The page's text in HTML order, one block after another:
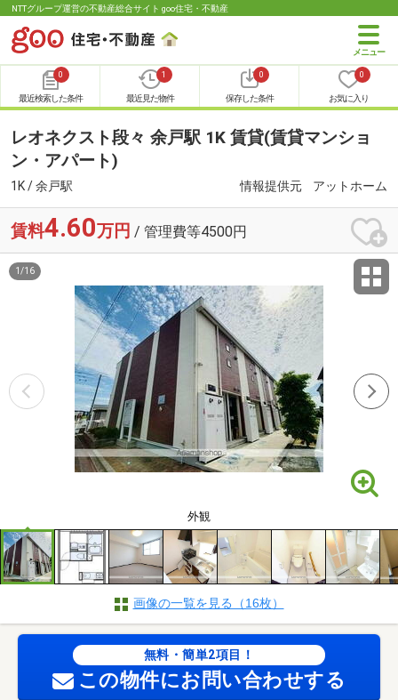
NTTグループ運営の不動産総合サイト goo住宅・不動産
0
最近検索した条件
1
最近見た物件
0
保存した条件
0
お気に入り
レオネクスト段々 余戸駅 1K 賃貸(賃貸マンショ
ン・アパート)
1K / 余戸駅 情報提供元 アットホーム
賃料4.60万円 / 管理費等4500円
外観
1 /16
画像の一覧を見る（16枚）
無料・簡単2項目！
この物件にお問い合わせする